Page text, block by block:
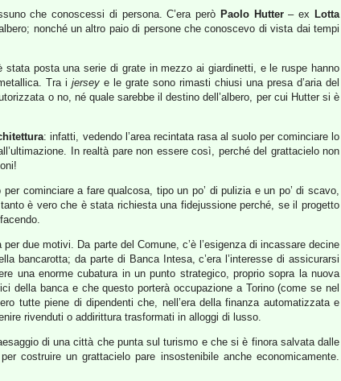
che conoscessi di persona. C’era però Paolo Hutter– ex Lotta
nonché un altro paio di persone che conoscevo di vista dai tempi
posta una serie di grate in mezzo ai giardinetti, e le ruspe hanno
Tra i jerseye le grate sono rimasti chiusi una presa d’aria del
o no, né quale sarebbe il destino dell’albero, per cui Hutter si è
: infatti, vedendo l’area recintata rasa al suolo per cominciare lo
In realtà pare non essere così, perché del grattacielo non
cominciare a fare qualcosa, tipo un po’ di pulizia e un po’ di scavo,
è vero che è stata richiesta una fidejussione perché, se il progetto
due motivi. Da parte del Comune, c’è l’esigenza di incassare decine
bancarotta; da parte di Banca Intesa, c’era l’interesse di assicurarsi
una enorme cubatura in un punto strategico, proprio sopra la nuova
della banca e che questo porterà occupazione a Torino (come se nel
tutte piene di dipendenti che, nell’era della finanza automatizzata e
rivenduti o addirittura trasformati in alloggi di lusso.
di una città che punta sul turismo e che si è finora salvata dalle
costruire un grattacielo pare insostenibile anche economicamente.